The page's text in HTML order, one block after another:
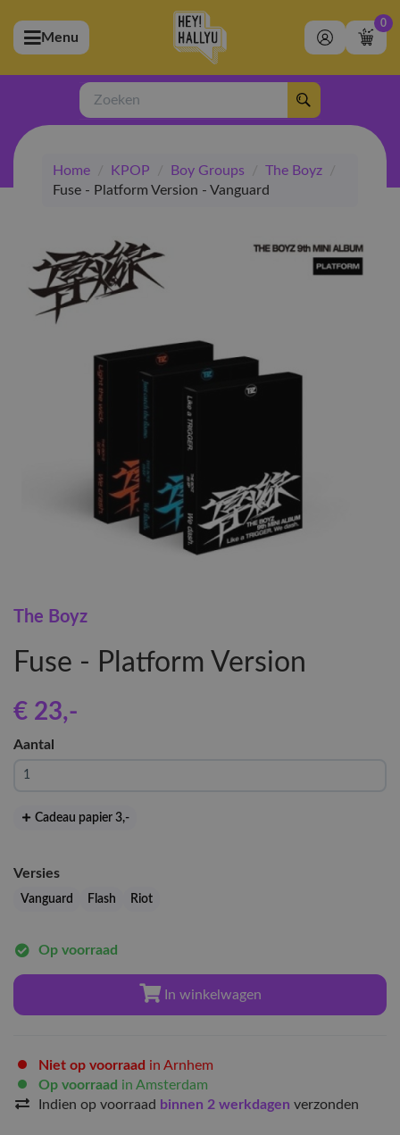
(Artiesten)
(Merchandise)
(Exclusive)
(Winkel)
Menu
0
Zoeken
Home / KPOP / Boy Groups / The Boyz
/
Fuse - Platform Version - Vanguard
The Boyz
Fuse - Platform Version
€ 23,-
Aantal
Cadeau papier 3,-
Versies
Vanguard Flash Riot
Op voorraad
In winkelwagen
Niet op voorraad in Arnhem
Op voorraad in Amsterdam
Indien op voorraad binnen 2 werkdagen verzonden